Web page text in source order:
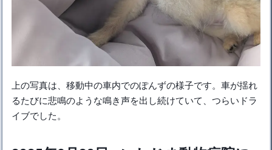
上の写真は、移動中の車内でのぽんずの様子です。車が揺れ
るたびに悲鳴のような鳴き声を出し続けていて、つらいドラ
イブでした。